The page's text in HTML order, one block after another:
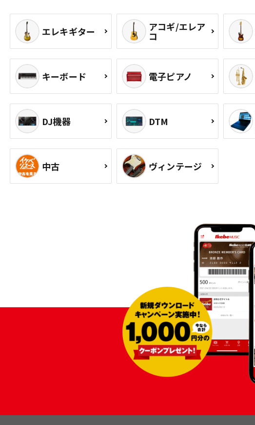
エレキギター アコギ/エレア
コ
キーボード 電子ピアノ
DJ機器 DTM
中古 ヴィンテージ